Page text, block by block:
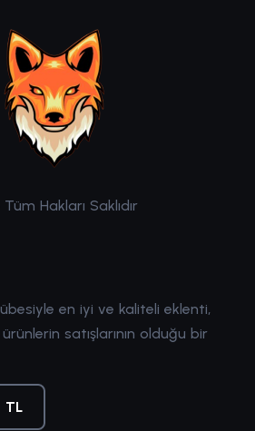
Hakları Saklıdır
en iyi ve kaliteli eklenti,
satışlarının olduğu bir
TL